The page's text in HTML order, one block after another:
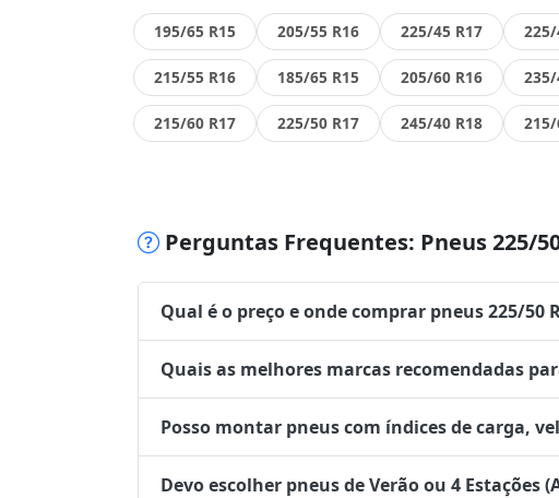
195/65 R15 205/55 R16 225/45 R17 225/
215/55 R16 185/65 R15 205/60 R16 235/
215/60 R17 225/50 R17 245/40 R18 215/
Perguntas Frequentes: Pneus 225/
Qual é o preço e onde comprar pneus 225/50
Quais as melhores marcas recomendadas
Posso montar pneus com índices de carga,
Devo escolher pneus de Verão ou 4 Estações